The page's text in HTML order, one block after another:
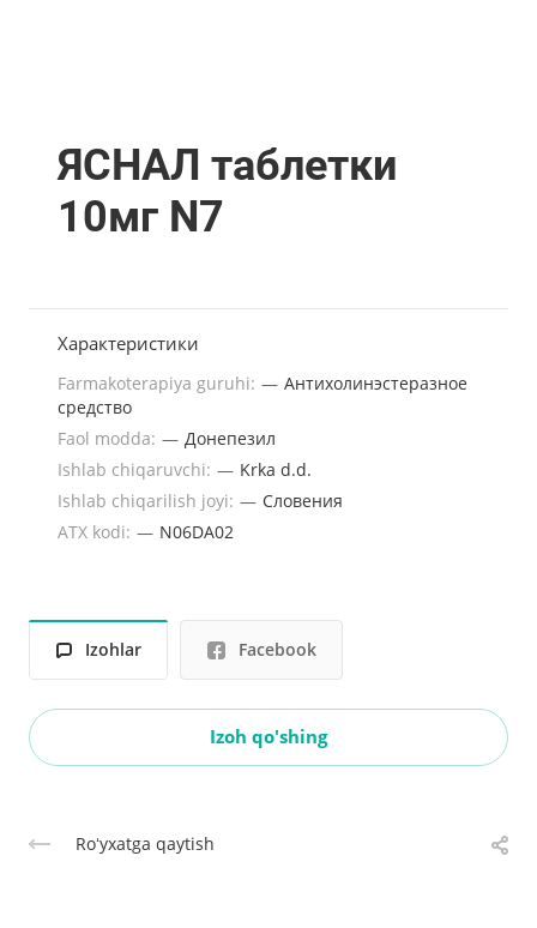
ЯСНАЛ таблетки
10мг N7
Характеристики
Farmakoterapiya guruhi: — Антихолинэстеразное
средство
Faol modda: — Донепезил
Ishlab chiqaruvchi: — Krka d.d.
Ishlab chiqarilish joyi: — Словения
ATX kodi: — N06DA02
Izohlar Facebook
Izoh qo'shing
Roʻyxatga qaytish